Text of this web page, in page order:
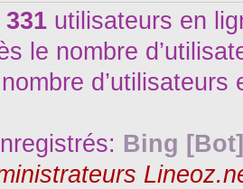
331 utilisateurs en
le nombre
Bing [Bot]